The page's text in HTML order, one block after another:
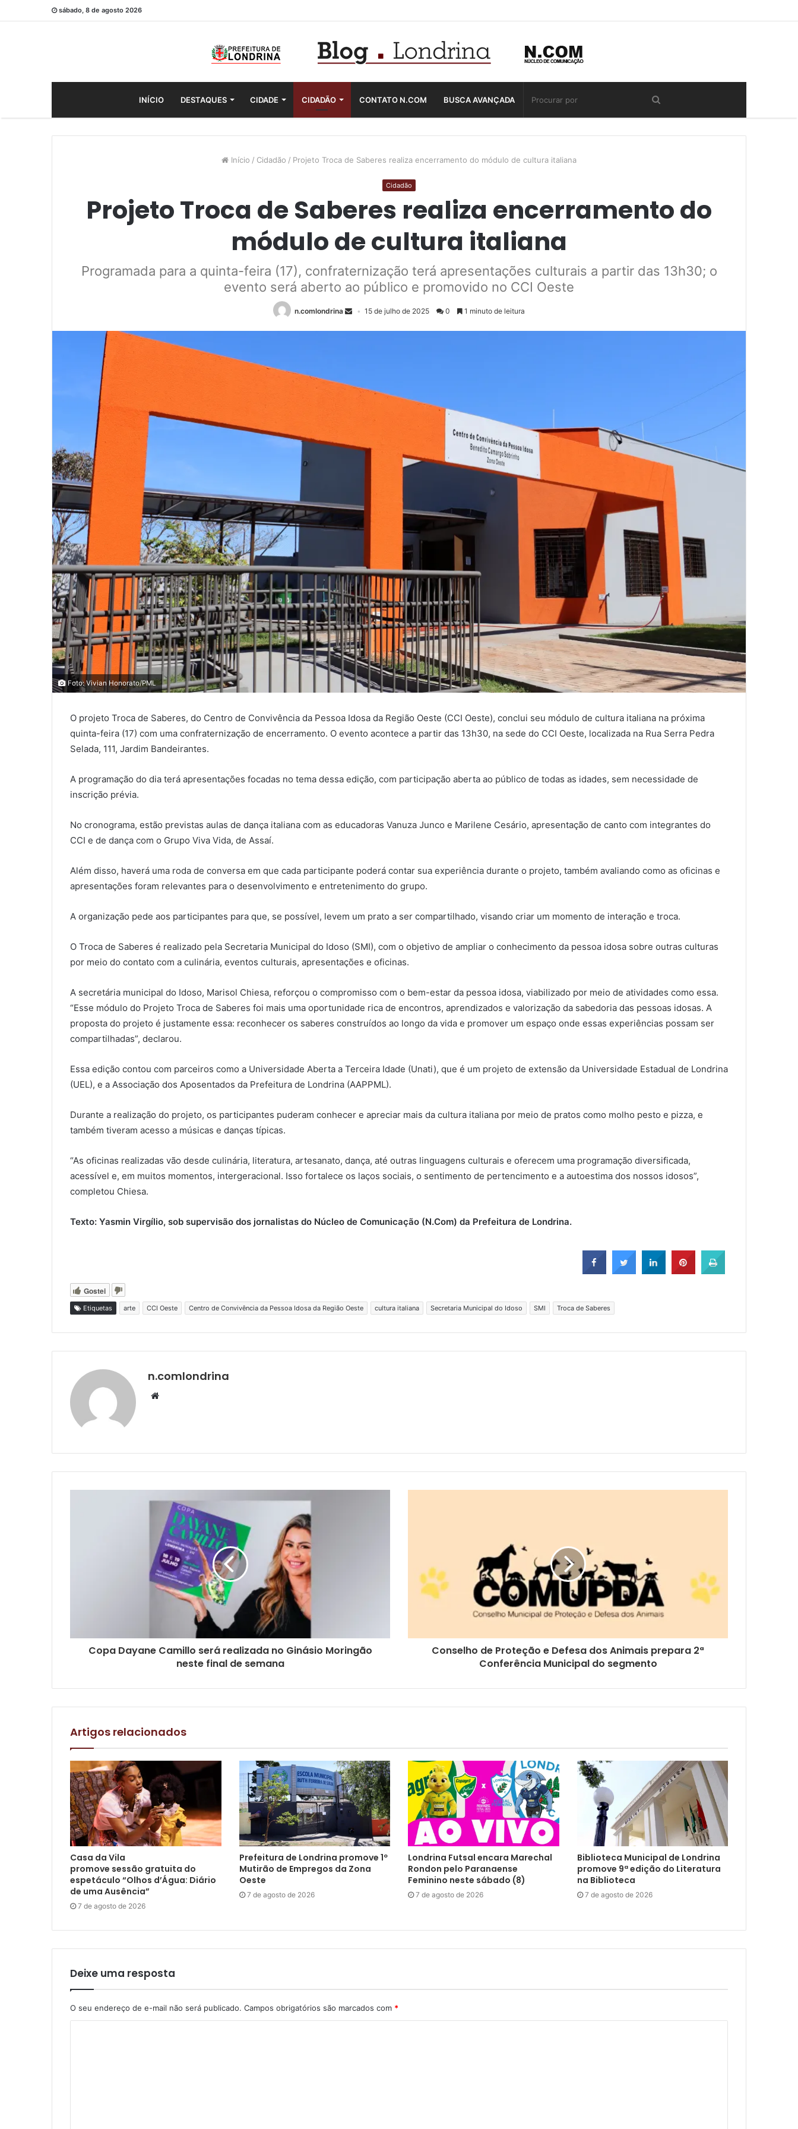
sábado, 8 de agosto 2026
INÍCIO DESTAQUES CIDADE CIDADÃO CONTATO N.COM BUSCA AVANÇADA
Início / Cidadão / Projeto Troca de Saberes realiza encerramento do módulo de cultura italiana
Cidadão
Projeto Troca de Saberes realiza encerramento do
módulo de cultura italiana
Programada para a quinta-feira (17), confraternização terá apresentações culturais a partir das 13h30; o
evento será aberto ao público e promovido no CCI Oeste
n.comlondrina 15 de julho de 2025 0 1 minuto de leitura
Foto: Vivian Honorato/PML
O projeto Troca de Saberes, do Centro de Convivência da Pessoa Idosa da Região Oeste (CCI Oeste), conclui seu módulo de cultura italiana na próxima
quinta-feira (17) com uma confraternização de encerramento. O evento acontece a partir das 13h30, na sede do CCI Oeste, localizada na Rua Serra Pedra
Selada, 111, Jardim Bandeirantes.
A programação do dia terá apresentações focadas no tema dessa edição, com participação aberta ao público de todas as idades, sem necessidade de
inscrição prévia.
No cronograma, estão previstas aulas de dança italiana com as educadoras Vanuza Junco e Marilene Cesário, apresentação de canto com integrantes do
CCI e de dança com o Grupo Viva Vida, de Assaí.
Além disso, haverá uma roda de conversa em que cada participante poderá contar sua experiência durante o projeto, também avaliando como as oficinas e
apresentações foram relevantes para o desenvolvimento e entretenimento do grupo.
A organização pede aos participantes para que, se possível, levem um prato a ser compartilhado, visando criar um momento de interação e troca.
O Troca de Saberes é realizado pela Secretaria Municipal do Idoso (SMI), com o objetivo de ampliar o conhecimento da pessoa idosa sobre outras culturas
por meio do contato com a culinária, eventos culturais, apresentações e oficinas.
A secretária municipal do Idoso, Marisol Chiesa, reforçou o compromisso com o bem-estar da pessoa idosa, viabilizado por meio de atividades como essa.
“Esse módulo do Projeto Troca de Saberes foi mais uma oportunidade rica de encontros, aprendizados e valorização da sabedoria das pessoas idosas. A
proposta do projeto é justamente essa: reconhecer os saberes construídos ao longo da vida e promover um espaço onde essas experiências possam ser
compartilhadas”, declarou.
Essa edição contou com parceiros como a Universidade Aberta a Terceira Idade (Unati), que é um projeto de extensão da Universidade Estadual de Londrina
(UEL), e a Associação dos Aposentados da Prefeitura de Londrina (AAPPML).
Durante a realização do projeto, os participantes puderam conhecer e apreciar mais da cultura italiana por meio de pratos como molho pesto e pizza, e
também tiveram acesso a músicas e danças típicas.
“As oficinas realizadas vão desde culinária, literatura, artesanato, dança, até outras linguagens culturais e oferecem uma programação diversificada,
acessível e, em muitos momentos, intergeracional. Isso fortalece os laços sociais, o sentimento de pertencimento e a autoestima dos nossos idosos”,
completou Chiesa.
Texto: Yasmin Virgílio, sob supervisão dos jornalistas do Núcleo de Comunicação (N.Com) da Prefeitura de Londrina.
Gostei
Etiquetas arte CCI Oeste Centro de Convivência da Pessoa Idosa da Região Oeste cultura italiana Secretaria Municipal do Idoso SMI Troca de Saberes
n.comlondrina
Website
Copa Dayane Camillo será realizada no Ginásio Moringão
neste final de semana
Conselho de Proteção e Defesa dos Animais prepara 2ª
Conferência Municipal do segmento
Artigos relacionados
Casa da Vila
promove sessão gratuita do
espetáculo “Olhos d’Água: Diário
de uma Ausência”
7 de agosto de 2026
Prefeitura de Londrina promove 1º
Mutirão de Empregos da Zona
Oeste
7 de agosto de 2026
Londrina Futsal encara Marechal
Rondon pelo Paranaense
Feminino neste sábado (8)
7 de agosto de 2026
Biblioteca Municipal de Londrina
promove 9ª edição do Literatura
na Biblioteca
7 de agosto de 2026
Deixe uma resposta
O seu endereço de e-mail não será publicado. Campos obrigatórios são marcados com *